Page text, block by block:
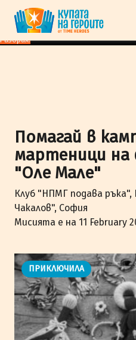
"Купата на героите" от TimeHeroes
добро представяне на сайта и да
повече
Разбрах!
Помагай в
мартеници на
"Оле Мале"
Клуб "НПМГ подава
Чакалов", София
Мисията е на 11 February
ПРИКЛЮЧИЛА